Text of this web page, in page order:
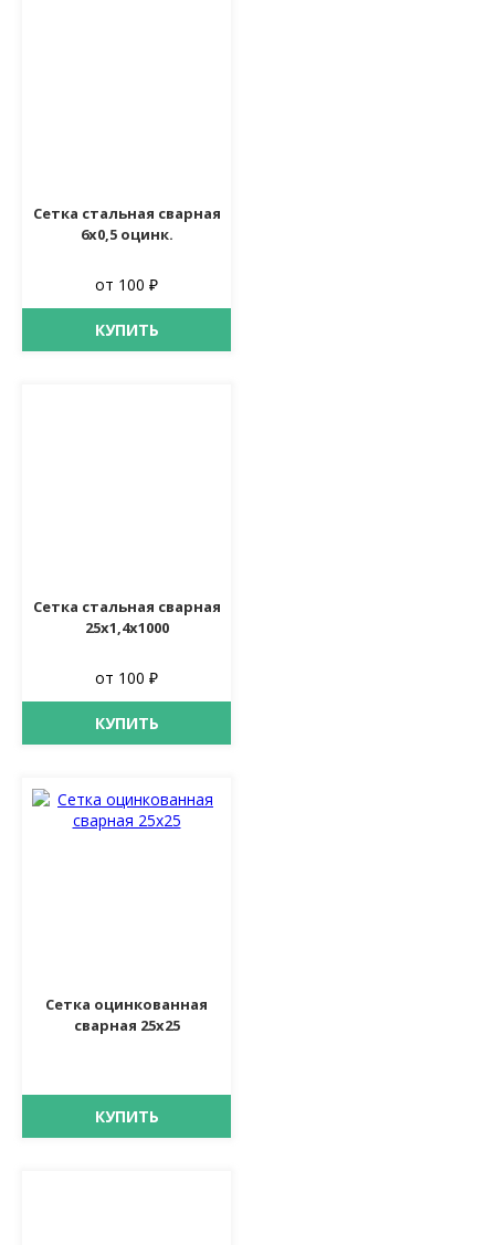
Сетка стальная сварная
6х0,5 оцинк.
от 100 ₽
КУПИТЬ
Сетка стальная сварная
25х1,4х1000
от 100 ₽
КУПИТЬ
Сетка оцинкованная
сварная 25х25
КУПИТЬ